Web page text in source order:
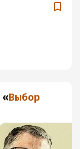
«Выбор